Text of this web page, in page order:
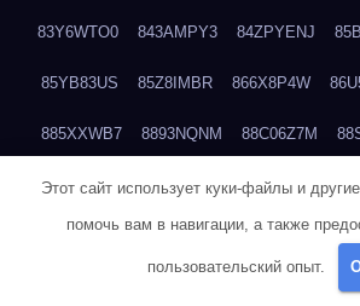
83Y6WTO0 843AMPY3 84ZPYENJ
85YB83US 85Z8IMBR 866X8P4W
885XXWB7 8893NQNM 88C06Z7M
88ZYQON6 88ZZ29JA 895NL72T
8BBJWQMN 8BJPIIGO 8BSWANL0
Этот сайт использует куки-файлы и
помочь вам в навигации, а также
пользовательский опыт.